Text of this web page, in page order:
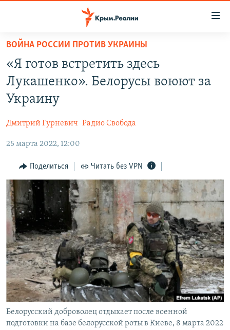
Вернуться
основному
содержанию
Вернутся
главной
навигации
Вернутся
поиску
11 ЛЕТ ОККУПАЦИИ КРЫМА. 11 ИСТОРИЙ СОПРОТИВЛЕНИЯ
ВОДА
ЕЩЕ
ИНТЕРАКТИВ
ИНФОГРАФИКА
ТЕЛЕПРОЕКТ КРЫМ.РЕАЛИИ
СОВЕТЫ ПРАВОЗАЩИТНИКОВ
ПРОПАВШИЕ БЕЗ ВЕСТИ
ПОБЕДИТЕЛЕЙ НЕ СУДЯТ?
КРЫМ.НЕПОКОРЕННЫЙ
ELIFBE
УКРАИНСКАЯ ПРОБЛЕМА КРЫМА
РАДІО СВОБОДА
КАК ОБОЙТИ БЛОКИРОВКУ
Українською
Qırımtatar
ПРИСОЕДИНЯЙТЕСЬ!
Все сайты RFE/RL
ВОЙНА РОССИИ ПРОТИВ УКРАИНЫ
«Я готов встретить здесь
Лукашенко». Белорусы воюют за
Украину
Дмитрий Гурневич Радио Свобода
25 марта 2022, 12:00
Поделиться Читать без VPN
Белорусский доброволец отдыхает после военной
подготовки на базе белорусской роты в Киеве, 8 марта 2022